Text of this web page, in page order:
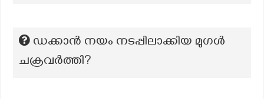
ഡക്കാൻ നയം നടപ്പിലാക്കിയ മുഗൾ
ചക്രവർത്തി?